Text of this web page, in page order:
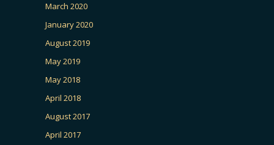
March 2020
January 2020
August 2019
May 2019
May 2018
April 2018
August 2017
April 2017